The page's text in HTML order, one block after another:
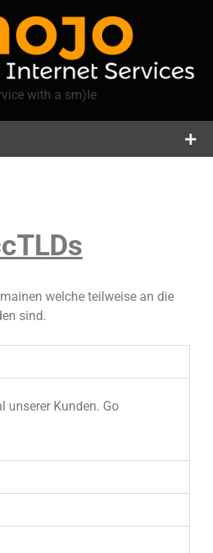
Christoph
Resch
with a sm)le
welche teilweise an die
sind.
unserer Kunden. Go